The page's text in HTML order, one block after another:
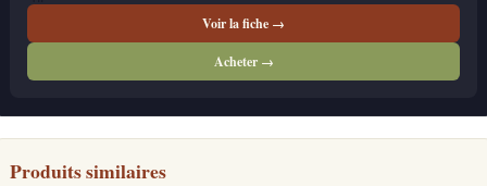
Voir la fiche →
Acheter →
Produits similaires